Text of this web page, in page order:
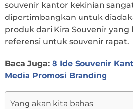
souvenir kantor kekinian
dipertimbangkan untuk
produk dari Kira Souvenir yang
referensi untuk souvenir rapat.
Baca Juga: 8 Ide Souvenir
Media Promosi Branding
Yang akan kita bahas